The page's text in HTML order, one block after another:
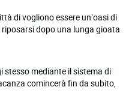
di vogliono essere un’oasi di
dopo una lunga gioata
stesso mediante il sistema di
comincerà fin da subito,